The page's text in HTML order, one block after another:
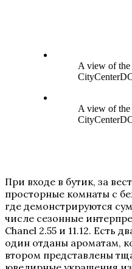
A view of the
A view of the
При входе в бутик, за
просторные комнаты с
где демонстрируются
числе сезонные
Chanel 2.55 и 11.12. Есть
один отданы ароматам,
втором представлены